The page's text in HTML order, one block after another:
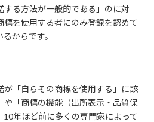
する方法が一般的である」のに対
標を使用する者にのみ登録を認めて
からです。
が「自らその商標を使用する」に該
や「商標の機能（出所表示・品質保
年ほど前に多くの専門家によって